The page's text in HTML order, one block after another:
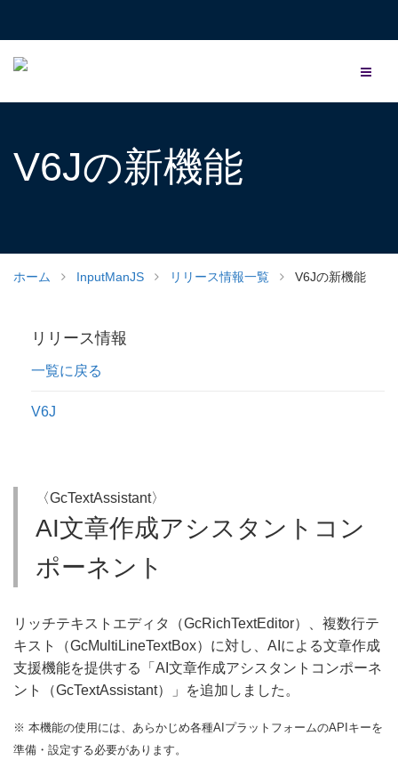
V6Jの新機能
ホーム InputManJS リリース情報一覧 V6Jの新機能
リリース情報
一覧に戻る
V6J
〈GcTextAssistant〉
AI文章作成アシスタントコン
ポーネント
リッチテキストエディタ（GcRichTextEditor）、複数行テ
キスト（GcMultiLineTextBox）に対し、AIによる文章作成
支援機能を提供する「AI文章作成アシスタントコンポーネ
ント（GcTextAssistant）」を追加しました。
※ 本機能の使用には、あらかじめ各種AIプラットフォームのAPIキーを
準備・設定する必要があります。